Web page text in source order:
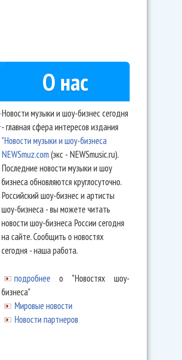
О нас
Новости музыки и шоу-бизнес сегодня
- главная сфера интересов издания
"Новости музыки и шоу-бизнеса
NEWSmuz.com(экс - NEWSmusic.ru).
Последние новости музыки и шоу
бизнеса обновляются круглосуточно.
Российский шоу-бизнес и артисты
шоу-бизнеса - вы можете читать
новости шоу-бизнеса России сегодня
на сайте. Сообщить о новостях
сегодня - наша работа.
подробнее о "Новостях шоу-
бизнеса"
Мировые новости
Новости партнеров